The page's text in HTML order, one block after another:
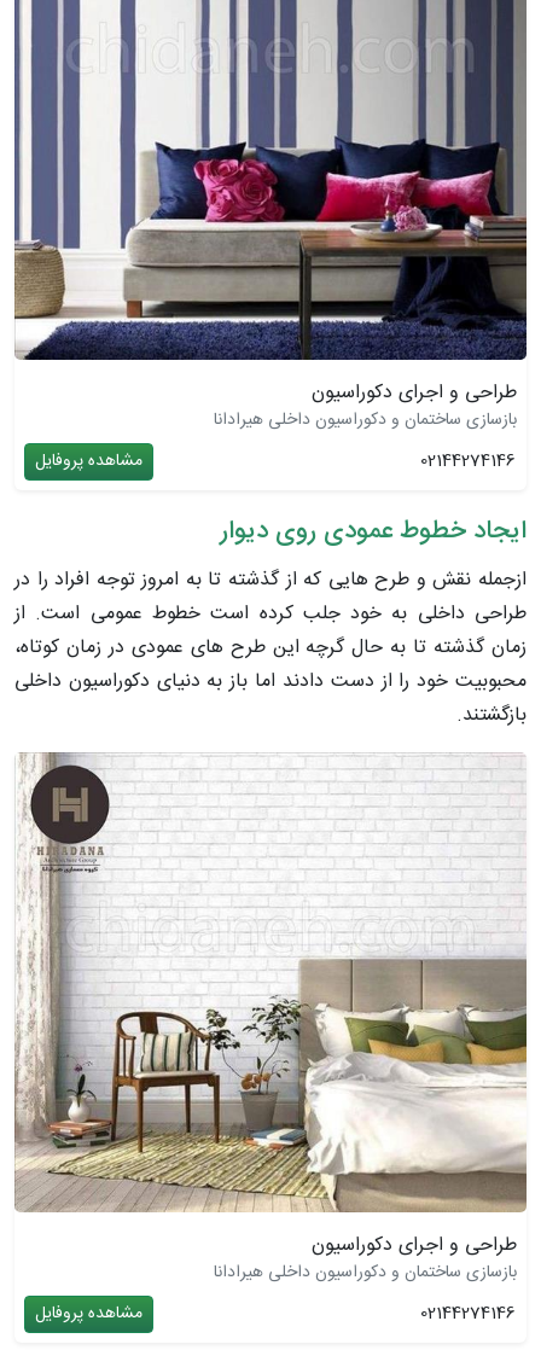
طراحی و اجرای دکوراسیون
بازسازی ساختمان و دکوراسیون داخلی هیرادانا
02144274146
مشاهده پروفایل
ایجاد خطوط عمودی روی دیوار
ازجمله نقش و طرح هایی که از گذشته تا به امروز توجه افراد را در
طراحی داخلی به خود جلب کرده است خطوط عمومی است. از
زمان گذشته تا به حال گرچه این طرح های عمودی در زمان کوتاه،
محبوبیت خود را از دست دادند اما باز به دنیای دکوراسیون داخلی
بازگشتند.
طراحی و اجرای دکوراسیون
بازسازی ساختمان و دکوراسیون داخلی هیرادانا
02144274146
مشاهده پروفایل